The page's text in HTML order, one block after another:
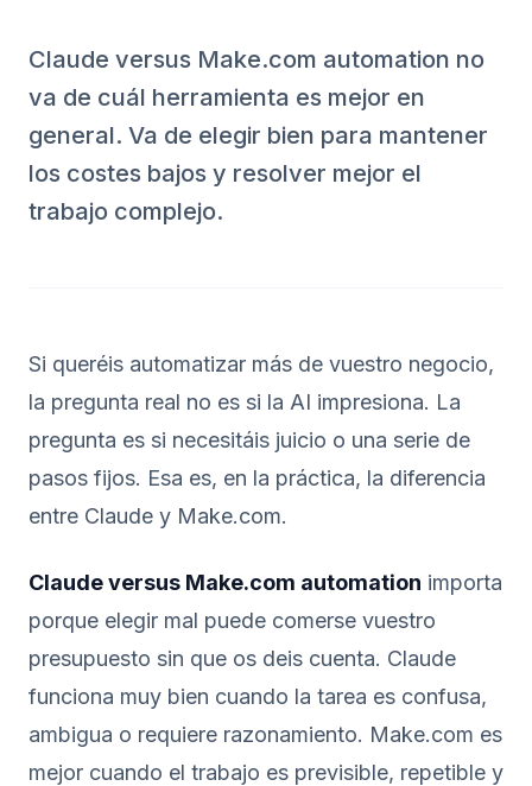
Claude versus Make.com automation no
va de cuál herramienta es mejor en
general. Va de elegir bien para mantener
los costes bajos y resolver mejor el
trabajo complejo.
Si queréis automatizar más de vuestro negocio,
la pregunta real no es si la AI impresiona. La
pregunta es si necesitáis juicio o una serie de
pasos fijos. Esa es, en la práctica, la diferencia
entre Claude y Make.com.
Claude versus Make.com automation importa
porque elegir mal puede comerse vuestro
presupuesto sin que os deis cuenta. Claude
funciona muy bien cuando la tarea es confusa,
ambigua o requiere razonamiento. Make.com es
mejor cuando el trabajo es previsible, repetible y